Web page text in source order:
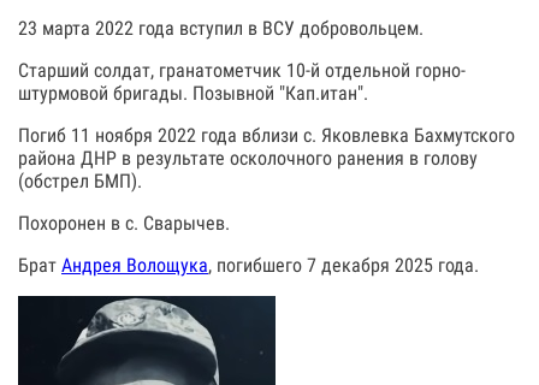
23 марта 2022 года вступил в ВСУ добровольцем.
Старший солдат, гранатометчик 10-й отдельной горно-
штурмовой бригады. Позывной "Кап.итан".
Погиб 11 ноября 2022 года вблизи с. Яковлевка Бахмутского
района ДНР в результате осколочного ранения в голову
(обстрел БМП).
Похоронен в с. Сварычев.
Брат Андрея Волощука, погибшего 7 декабря 2025 года.